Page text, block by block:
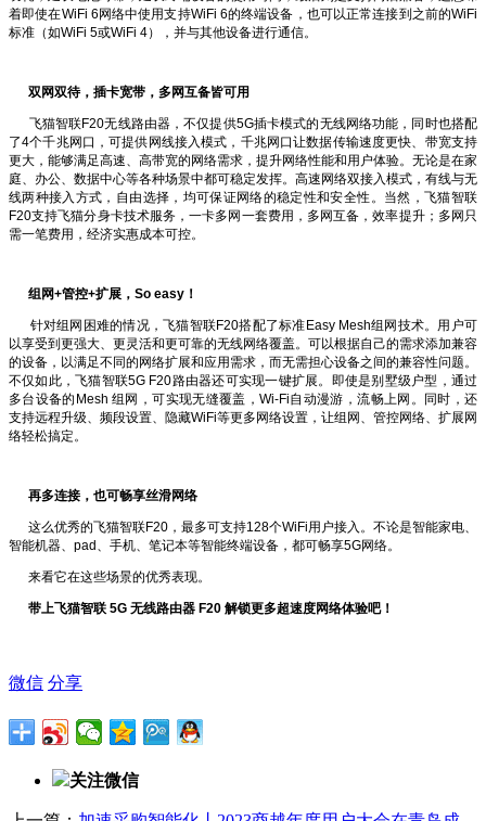
着即使在WiFi 6网络中使用支持WiFi 6的终端设备，也可以正常连接到之前的WiFi
标准（如WiFi 5或WiFi 4），并与其他设备进行通信。
双网双待，插卡宽带，多网互备皆可用
飞猫智联F20无线路由器，不仅提供5G插卡模式的无线网络功能，同时也搭配
了4个千兆网口，可提供网线接入模式，千兆网口让数据传输速度更快、带宽支持
更大，能够满足高速、高带宽的网络需求，提升网络性能和用户体验。无论是在家
庭、办公、数据中心等各种场景中都可稳定发挥。高速网络双接入模式，有线与无
线两种接入方式，自由选择，均可保证网络的稳定性和安全性。当然，飞猫智联
F20支持飞猫分身卡技术服务，一卡多网一套费用，多网互备，效率提升；多网只
需一笔费用，经济实惠成本可控。
组网+管控+扩展，So easy！
针对组网困难的情况，飞猫智联F20搭配了标准Easy Mesh组网技术。用户可
以享受到更强大、更灵活和更可靠的无线网络覆盖。可以根据自己的需求添加兼容
的设备，以满足不同的网络扩展和应用需求，而无需担心设备之间的兼容性问题。
不仅如此，飞猫智联5G F20路由器还可实现一键扩展。即使是别墅级户型，通过
多台设备的Mesh 组网，可实现无缝覆盖，Wi-Fi自动漫游，流畅上网。同时，还
支持远程升级、频段设置、隐藏WiFi等更多网络设置，让组网、管控网络、扩展网
络轻松搞定。
再多连接，也可畅享丝滑网络
这么优秀的飞猫智联F20，最多可支持128个WiFi用户接入。不论是智能家电、
智能机器、pad、手机、笔记本等智能终端设备，都可畅享5G网络。
来看它在这些场景的优秀表现。
带上飞猫智联 5G 无线路由器 F20 解锁更多超速度网络体验吧！
微信 分享
关注微信